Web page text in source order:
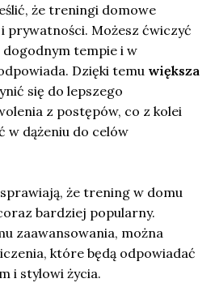
że treningi domowe
Możesz ćwiczyć
tempie i w
Dzięki temu większa
się do lepszego
z postępów, co z kolei
w dążeniu do celów
że trening w domu
bardziej popularny.
zaawansowania, można
które będą odpowiadać
i stylowi życia.